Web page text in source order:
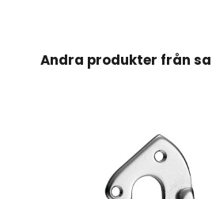
Andra produkter från